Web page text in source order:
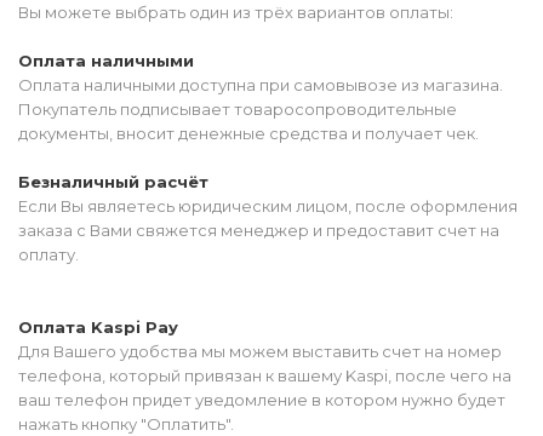
Вы можете выбрать один из трёх вариантов оплаты:
Оплата наличными
Оплата наличными доступна при самовывозе из магазина.
Покупатель подписывает товаросопроводительные
документы, вносит денежные средства и получает чек.
Безналичный расчёт
Если Вы являетесь юридическим лицом, после оформления
заказа с Вами свяжется менеджер и предоставит счет на
оплату.
Оплата Kaspi Pay
Для Вашего удобства мы можем выставить счет на номер
телефона, который привязан к вашему Kaspi, после чего на
ваш телефон придет уведомление в котором нужно будет
нажать кнопку "Оплатить".